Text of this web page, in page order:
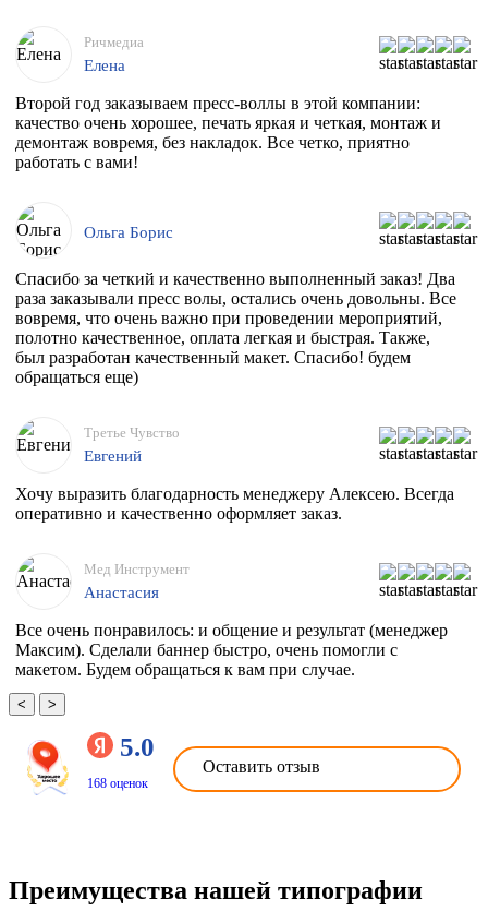
Ричмедиа
Елена
Второй год заказываем пресс-воллы в этой компании:
качество очень хорошее, печать яркая и четкая, монтаж и
демонтаж вовремя, без накладок. Все четко, приятно
работать с вами!
Ольга Борис
Спасибо за четкий и качественно выполненный заказ! Два
раза заказывали пресс волы, остались очень довольны. Все
вовремя, что очень важно при проведении мероприятий,
полотно качественное, оплата легкая и быстрая. Также,
был разработан качественный макет. Спасибо! будем
обращаться еще)
Третье Чувство
Евгений
Хочу выразить благодарность менеджеру Алексею. Всегда
оперативно и качественно оформляет заказ.
Мед Инструмент
Анастасия
Все очень понравилось: и общение и результат (менеджер
Максим). Сделали баннер быстро, очень помогли с
макетом. Будем обращаться к вам при случае.
< >
5.0
168 оценок
Оставить отзыв
Преимущества нашей типографии